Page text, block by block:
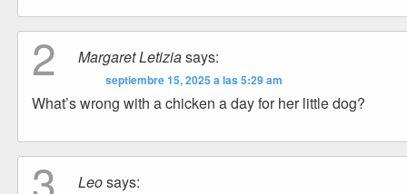
2 Margaret Letiziasays:
septiembre 15, 2025 a las 5:29 am
What’s wrong with a chicken a day for her little dog?
Leosays: